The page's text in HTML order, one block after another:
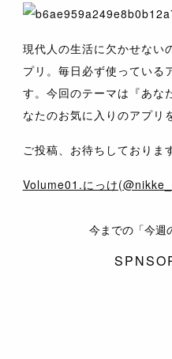
現代人の生活に欠かせない
プリ。毎日必ず使っている
す。今回のテーマは『あな
なたのお気に入りのアプリ
ご投稿、お待ちしておりま
Volume01.にっけ
今までの「今週